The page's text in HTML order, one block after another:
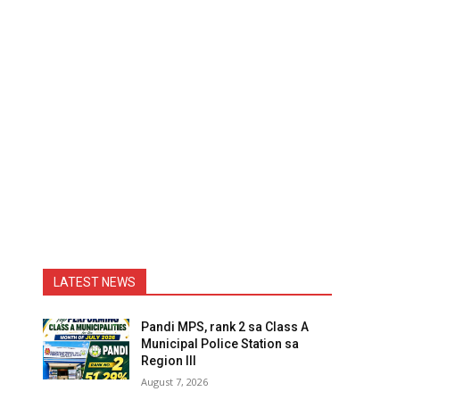
LATEST NEWS
Pandi MPS, rank 2 sa Class A
Municipal Police Station sa
Region III
August 7, 2026